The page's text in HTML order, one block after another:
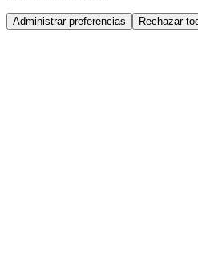
Administrar preferencias Rechazar